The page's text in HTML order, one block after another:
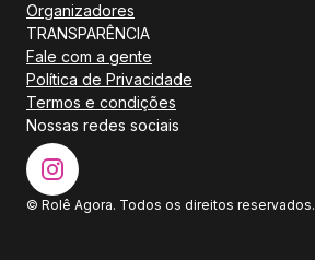
Organizadores
TRANSPARÊNCIA
Fale com a gente
Política de Privacidade
Termos e condições
Nossas redes sociais
© Rolê Agora. Todos os direitos reservados.